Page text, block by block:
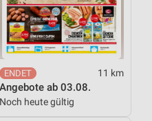
11 km
Angebote ab 03.08.
Noch heute gültig